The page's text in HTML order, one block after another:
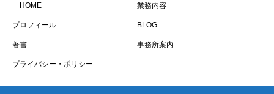
HOME 業務内容
プロフィール BLOG
著書 事務所案内
プライバシー・ポリシー